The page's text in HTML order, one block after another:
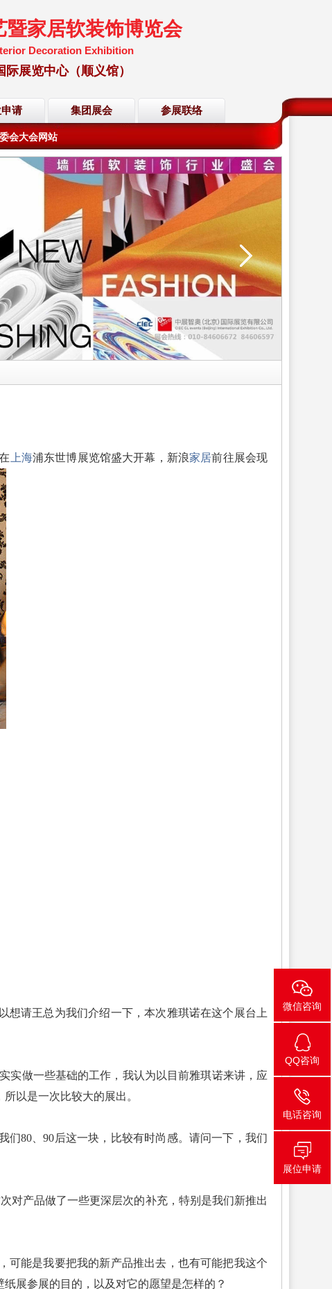
家居软装饰博览会
Decoration Exhibition
展览中心（顺义馆）
申请 集团展会 参展联络
会大会网站
会大会网站
上海浦东世博展览馆盛大开幕，新浪家居前往展会现
请王总为我们介绍一下，本次雅琪诺在这个展台上
做一些基础的工作，我认为以目前雅琪诺来讲，应
以是一次比较大的展出。
80、90后这一块，比较有时尚感。请问一下，我们
产品做了一些更深层次的补充，特别是我们新推出
能是我要把我的新产品推出去，也有可能把我这个
展参展的目的，以及对它的愿望是怎样的？
微信咨询
QQ咨询
电话咨询
展位申请